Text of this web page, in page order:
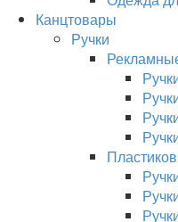
Канцтовары
Ручки